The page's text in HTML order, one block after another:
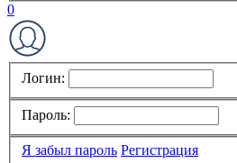
0
Логин:
Пароль:
Я забыл пароль Регистрация